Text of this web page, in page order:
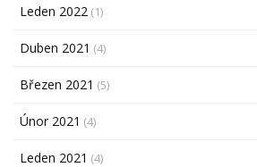
Leden 2022 (1)
Duben 2021 (4)
Březen 2021 (5)
Únor 2021 (4)
Leden 2021 (4)